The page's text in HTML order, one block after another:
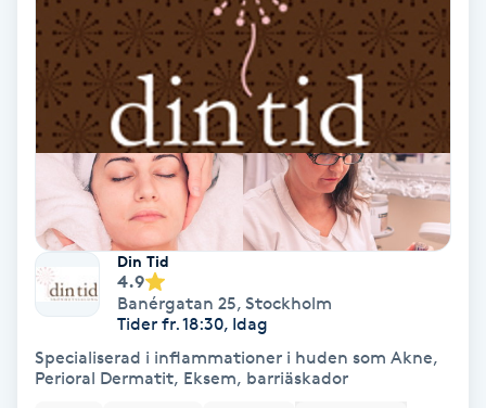
Vibrationsmassage
Vinyasa Yoga
Volymfransar
Vårtor
Yin Yoga
Yoga
Din Tid
4.9
Banérgatan 25, Stockholm
Tider fr. 18:30, Idag
Specialiserad i inflammationer i huden som Akne,
Perioral Dermatit, Eksem, barriäskador